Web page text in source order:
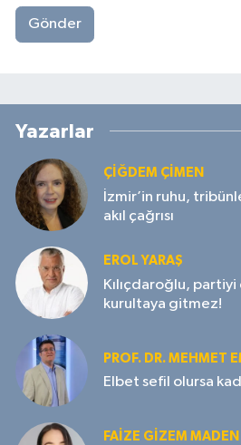
Gönder
Yazarlar
ÇIĞDEM ÇIMEN
İzmir’in ruhu,
akıl çağrısı
EROL YARAŞ
Kılıçdaroğlu,
kurultaya gitmez!
PROF. DR. MEHMET
Elbet sefil olursa
FAIZE GIZEM MADEN